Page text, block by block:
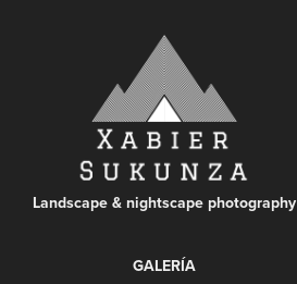
Landscape & nightscape photography
GALERÍA